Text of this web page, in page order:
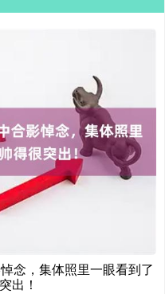
念，集体照里一眼看到了
出！